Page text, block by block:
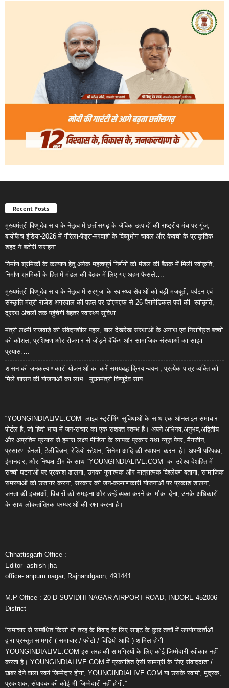
Recent Posts
मुख्यमंत्री विष्णुदेव साय के नेतृत्व में छत्तीसगढ़ के जैविक उत्पादों की राष्ट्रीय मंच पर गूंज,
बायोफैच इंडिया-2026 में गौरेला-पेंड्रा-मरवाही के विष्णुभोग चावल और केवची के प्राकृतिक
शहद ने बटोरी सराहना….
निर्माण श्रमिकों के कल्याण हेतु अनेक महत्वपूर्ण निर्णयों को मंडल की बैठक में मिली स्वीकृति,
निर्माण श्रमिकों के हित में मंडल की बैठक में लिए गए अहम फैसले….
मुख्यमंत्री विष्णुदेव साय के नेतृत्व में सरगुजा के स्वास्थ्य सेवाओं को बड़ी मजबूती, पर्यटन एवं
संस्कृति मंत्री राजेश अग्रवाल की पहल पर डीएमएफ से 26 पैरामेडिकल पदों की स्वीकृति,
दूरस्थ अंचलों तक पहुंचेगी बेहतर स्वास्थ्य सुविधा….
मंत्री लक्ष्मी राजवाड़े की संवेदनशील पहल, बाल देखरेख संस्थाओं के अनाथ एवं निराश्रित बच्चों
को कौशल, प्रशिक्षण और रोजगार से जोड़ने बैंकिंग और सामाजिक संस्थाओं का साझा
प्रयास….
शासन की जनकल्याणकारी योजनाओं का करें समयबद्ध क्रियान्वयन , प्रत्येक पात्र व्यक्ति को
मिले शासन की योजनाओं का लाभ : मुख्यमंत्री विष्णुदेव साय…..
“YOUNGINDIALIVE.COM” लाइव स्ट्रीमिंग सुविधाओं के साथ एक ऑनलाइन समाचार
पोर्टल है, जो हिंदी भाषा में जन-संचार का एक सशक्त स्तम्भ है। अपने अभिनव,अनुभव,अद्वितीय
और अप्रतिम प्रयास से हमारा लक्ष्य मीडिया के व्यापक प्रकार यथा न्यूज़ पेपर, मैगजीन,
प्रसारण चैनलों, टेलीविजन, रेडियो स्टेशन, सिनेमा आदि की स्थापना करना है। अपनी परिपक्व,
ईमानदार, और निष्पक्ष टीम के साथ “YOUNGINDIALIVE.COM” का उद्देश्य देशहित में
सच्ची घटनाओं पर प्रकाश डालना, उनका गुणात्मक और मात्रात्मक विश्लेषण बताना, सामाजिक
समस्याओं को उजागर करना, सरकार की जन-कल्याणकारी योजनाओं पर प्रकाश डालना,
जनता की इच्छाओं, विचारों को समझना और उन्हें व्यक्त करने का मौका देना, उनके अधिकारों
के साथ लोकतांत्रिक परम्पराओं की रक्षा करना है।
Chhattisgarh Office :
Editor- ashish jha
office- anpum nagar, Rajnandgaon, 491441
M.P Office : 20 D SUVIDHI NAGAR AIRPORT ROAD, INDORE 452006
District
“समाचार से सम्बंधित किसी भी तरह के विवाद के लिए साइट के कुछ तत्वों में उपयोगकर्ताओं
द्वारा प्रस्तुत सामग्री ( समाचार / फोटो / विडियो आदि ) शामिल होगी
YOUNGINDIALIVE.COM इस तरह की सामग्रियों के लिए कोई जिम्मेदारी स्वीकार नहीं
करता है। YOUNGINDIALIVE.COM में प्रकाशित ऐसी सामग्री के लिए संवाददाता /
खबर देने वाला स्वयं जिम्मेदार होगा, YOUNGINDIALIVE.COM या उसके स्वामी, मुद्रक,
प्रकाशक, संपादक की कोई भी जिम्मेदारी नहीं होगी.”